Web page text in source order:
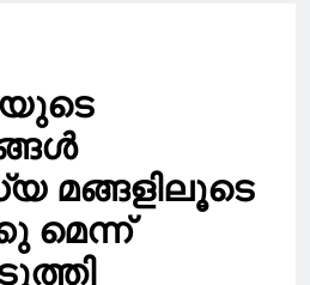
മങ്ങളിലൂടെ
മെന്ന്